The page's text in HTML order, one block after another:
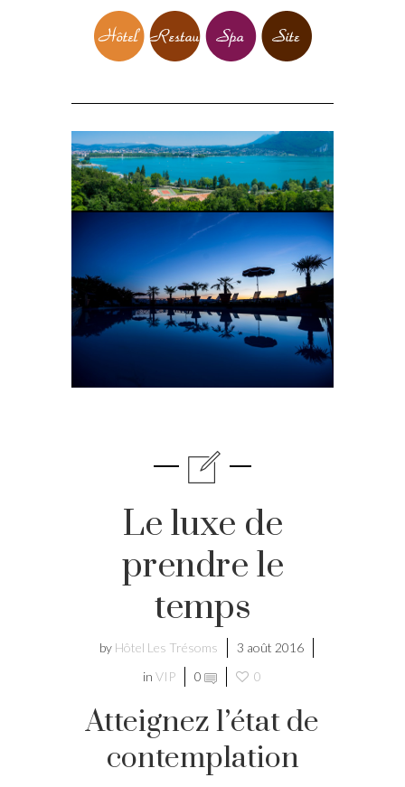
Le luxe de
prendre le
temps
by Hôtel Les Trésoms
3 août 2016
in VIP 0 0
Atteignez l’état de
contemplation